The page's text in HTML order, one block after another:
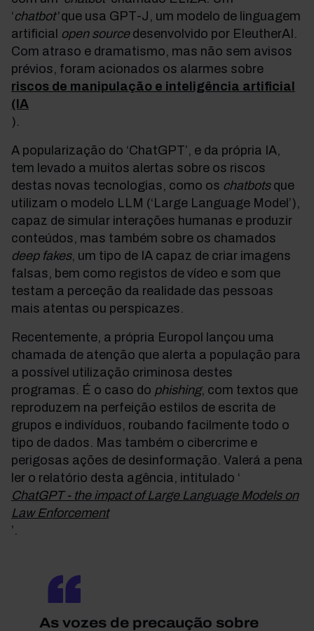
‘chatbot’que usa GPT-J, um modelo de linguagem
artificial open sourcedesenvolvido por EleutherAI.
Com atraso e dramatismo, mas não sem avisos
prévios, foram acionados os alarmes sobre
riscos de manipulação e inteligência artificial
(IA
).
A popularização do ‘ChatGPT’, e da própria IA,
tem levado a muitos alertas sobre os riscos
destas novas tecnologias, como os chatbots que
utilizam o modelo LLM (‘Large Language Model’),
capaz de simular interações humanas e produzir
conteúdos, mas também sobre os chamados
deep fakes, um tipo de IA capaz de criar imagens
falsas, bem como registos de vídeo e som que
testam a perceção da realidade das pessoas
mais atentas ou perspicazes.
Recentemente, a própria Europol lançou uma
chamada de atenção que alerta a população para
a possível utilização criminosa destes
programas. É o caso do phishing, com textos que
reproduzem na perfeição estilos de escrita de
grupos e indivíduos, roubando facilmente todo o
tipo de dados. Mas também o cibercrime e
perigosas ações de desinformação. Valerá a pena
ler o relatório desta agência, intitulado ‘
ChatGPT - the impact of Large Language Models on
Law Enforcement
’.
As vozes de precaução sobre